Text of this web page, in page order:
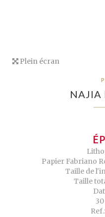
Plein écran
NAJIA
Papier Fabriano
Taille de
Taille